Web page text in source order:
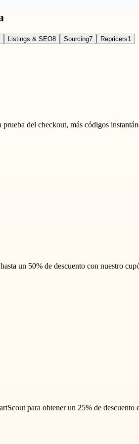
Listings & SEO8 Sourcing7 Repricers1
del checkout, más códigos
un 50% de descuento con nuestro
para obtener un 25% de